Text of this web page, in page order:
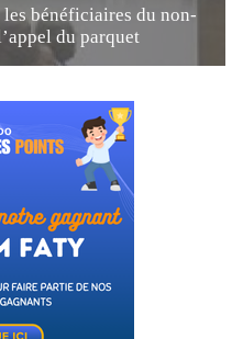
bénéficiaires du non-
du parquet